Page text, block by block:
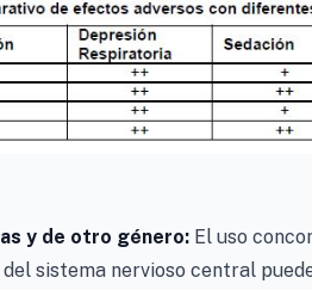
y de otro género: El uso
sistema nervioso central